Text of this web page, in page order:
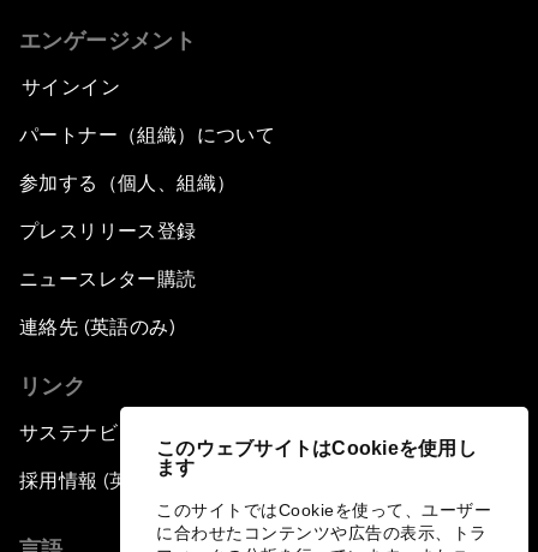
このウェブサイトはCookieを使用し
ます
このサイトではCookieを使って、ユーザー
に合わせたコンテンツや広告の表示、トラ
エンゲージメント
サインイン
パートナー（組織）について
参加する（個人、組織）
プレスリリース登録
ニュースレター購読
連絡先 (英語のみ)
リンク
サステナビリティへの取り組み
採用情報 (英語のみ)